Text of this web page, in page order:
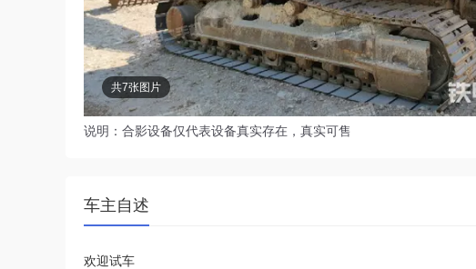
共7张图片
说明：合影设备仅代表设备真实存在，真实可售
车主自述
欢迎试车